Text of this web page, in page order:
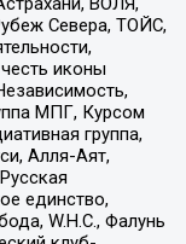
Севера, ТОЙС,
иконы
МПГ, Курсом
группа,
Алля-Аят,
единство,
W.H.С., Фалунь